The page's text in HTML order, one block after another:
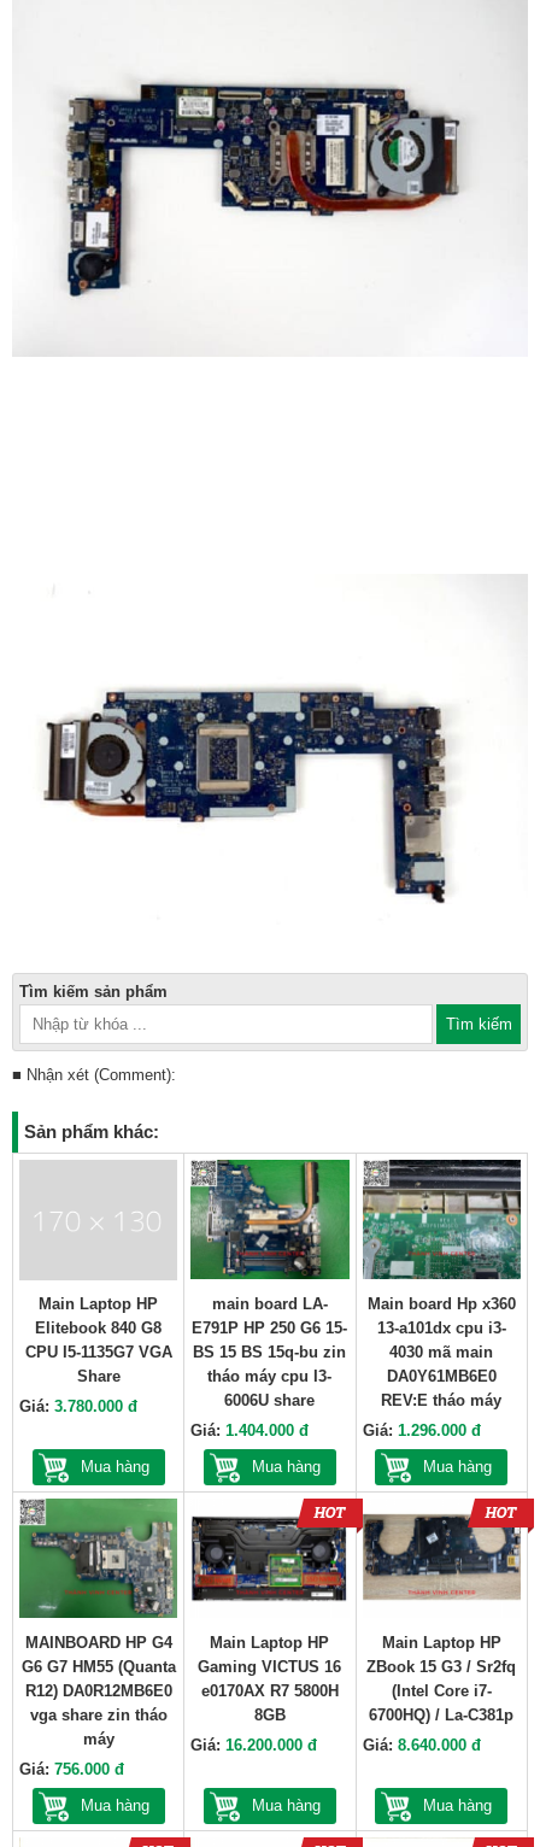
Tìm kiếm sản phẩm
■ Nhận xét (Comment):
Sản phẩm khác:
Main Laptop HP
Elitebook 840 G8
CPU I5-1135G7 VGA
Share
Giá: 3.780.000 đ
Mua hàng
main board LA-
E791P HP 250 G6 15-
BS 15 BS 15q-bu zin
tháo máy cpu I3-
6006U share
Giá:1.404.000 đ
Mua hàng
Main board Hp x360
13-a101dx cpu i3-
4030 mã main
DA0Y61MB6E0
REV:E tháo máy
Giá: 1.296.000 đ
Mua hàng
MAINBOARD HP G4
G6 G7 HM55 (Quanta
R12) DA0R12MB6E0
vga share zin tháo
máy
Giá: 756.000 đ
Mua hàng
Main Laptop HP
Gaming VICTUS 16
e0170AX R7 5800H
8GB
Giá:16.200.000 đ
Mua hàng
Main Laptop HP
ZBook 15 G3 / Sr2fq
(Intel Core i7-
6700HQ) / La-C381p
Giá: 8.640.000 đ
Mua hàng